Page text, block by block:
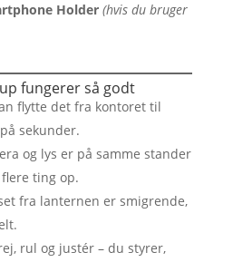
Holder (hvis du bruger
fungerer så godt
flytte det fra kontoret til
sekunder.
og lys er på samme stander
ting op.
fra lanternen er smigrende,
rul og justér – du styrer,